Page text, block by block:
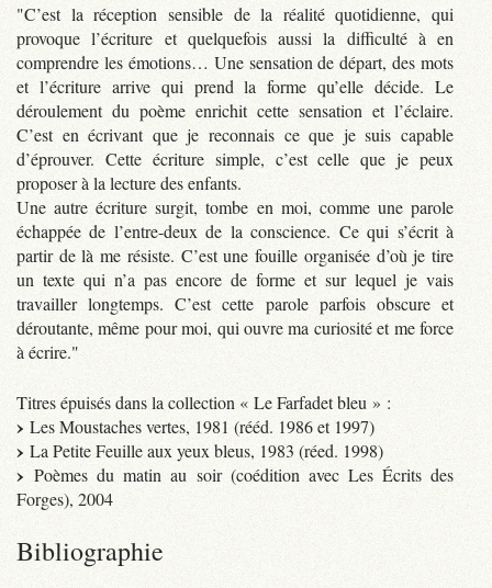
"C’est la réception sensible de la réalité quotidienne, qui
provoque l’écriture et quelquefois aussi la difficulté à en
comprendre les émotions… Une sensation de départ, des mots
et l’écriture arrive qui prend la forme qu’elle décide. Le
déroulement du poème enrichit cette sensation et l’éclaire.
C’est en écrivant que je reconnais ce que je suis capable
d’éprouver. Cette écriture simple, c’est celle que je peux
proposer à la lecture des enfants.
Une autre écriture surgit, tombe en moi, comme une parole
échappée de l’entre-deux de la conscience. Ce qui s’écrit à
partir de là me résiste. C’est une fouille organisée d’où je tire
un texte qui n’a pas encore de forme et sur lequel je vais
travailler longtemps. C’est cette parole parfois obscure et
déroutante, même pour moi, qui ouvre ma curiosité et me force
à écrire."
Titres épuisés dans la collection « Le Farfadet bleu » :
Les Moustaches vertes, 1981 (rééd. 1986 et 1997)
La Petite Feuille aux yeux bleus, 1983 (réed. 1998)
Poèmes du matin au soir (coédition avec Les Écrits des
Forges), 2004
Bibliographie